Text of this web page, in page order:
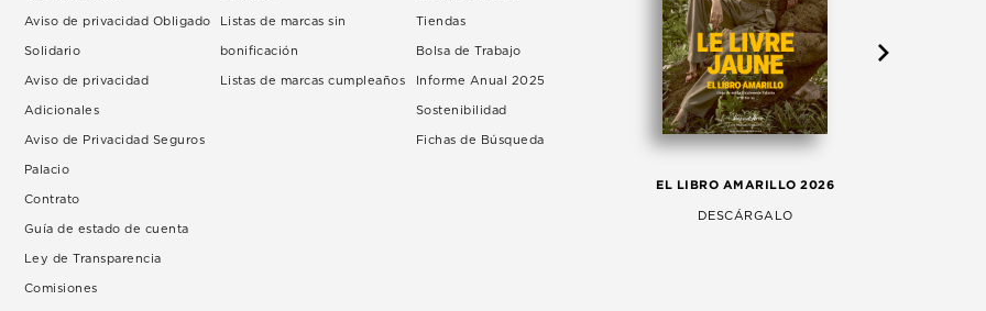
Aviso de privacidad Obligado
Solidario
Aviso de privacidad
Adicionales
Aviso de Privacidad Seguros
Palacio
Contrato
Guía de estado de cuenta
Ley de Transparencia
Comisiones
Listas de marcas sin
bonificación
Listas de marcas cumpleaños
Tiendas
Bolsa de Trabajo
Informe Anual 2025
Sostenibilidad
Fichas de Búsqueda
EL LIBRO AMARILLO 2026
DESCÁRGALO